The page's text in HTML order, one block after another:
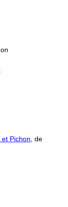
Pichon , de